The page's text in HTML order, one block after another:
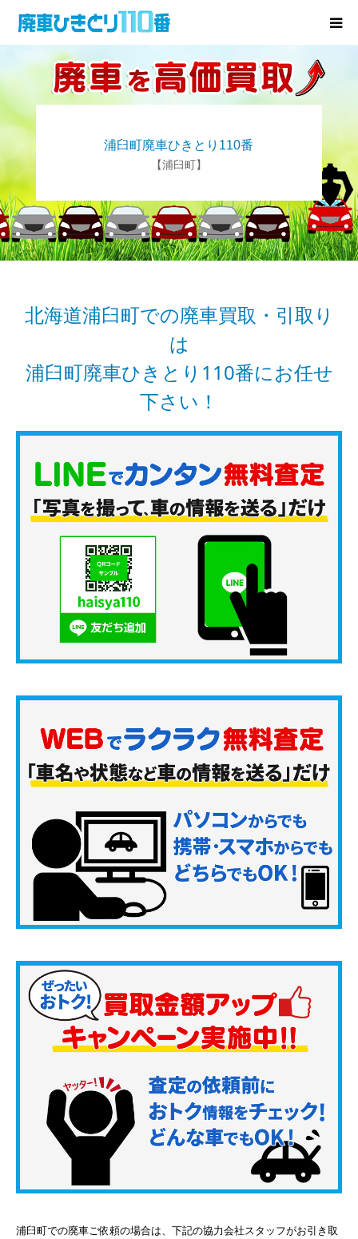
浦臼町廃車ひきとり110番
【浦臼町】
北海道浦臼町での廃車買取・引取り
は
浦臼町廃車ひきとり110番にお任せ
下さい！
浦臼町での廃車ご依頼の場合は、下記の協力会社スタッフがお引き取
廃車･事故車の買取
お役立ち情報
お知らせ